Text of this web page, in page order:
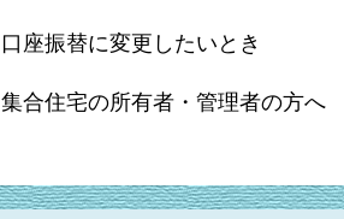
口座振替に変更したいとき
集合住宅の所有者・管理者の方へ